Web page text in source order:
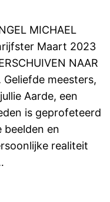
MICHAEL
Maart 2023
NAAR
Geliefde meesters,
Aarde, een
is geprofeteerd
beelden en
realiteit